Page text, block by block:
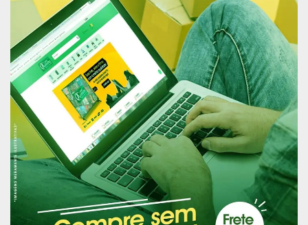
Os generais presentes à visita do Comandante do Exército: Paulo
Sergio (CMN), Leal Pujol (EB), Viana Filho (22ª Bda) e David (8ª RM),
foto para posteridade